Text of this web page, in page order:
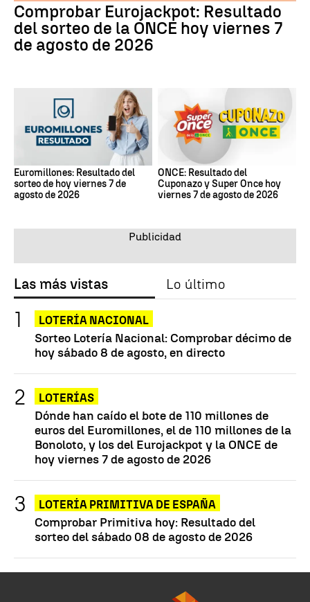
Comprobar Eurojackpot: Resultado
del sorteo de la ONCE hoy viernes 7
de agosto de 2026
Euromillones: Resultado del
sorteo de hoy viernes 7 de
agosto de 2026
ONCE: Resultado del
Cuponazo y Super Once hoy
viernes 7 de agosto de 2026
Las más vistas Lo último
LOTERÍA NACIONAL
Sorteo Lotería Nacional: Comprobar décimo de
hoy sábado 8 de agosto, en directo
LOTERÍAS
Dónde han caído el bote de 110 millones de
euros del Euromillones, el de 110 millones de la
Bonoloto, y los del Eurojackpot y la ONCE de
hoy viernes 7 de agosto de 2026
LOTERÍA PRIMITIVA DE ESPAÑA
Comprobar Primitiva hoy: Resultado del
sorteo del sábado 08 de agosto de 2026